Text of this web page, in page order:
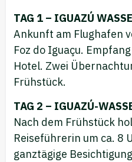
TAG 1 – IGUAZÚ
Ankunft am Flughafen
Foz do Iguaçu.
Hotel. Zwei
Frühstück.
TAG 2 – IGUAZÚ-
Nach dem Frühstück
Reiseführerin um ca. 8
ganztägige